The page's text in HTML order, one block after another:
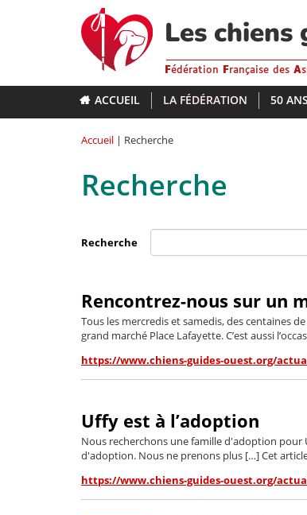
Les
Fédération Française des A
ACCUEIL LA FÉDÉRATION 50 ANS
Accueil | Recherche
Recherche
Recherche
Rencontrez-nous sur un
Tous les mercredis et samedis, des centaines
grand marché Place Lafayette. C’est aussi
https://www.chiens-guides-ouest.org/
Uffy est à l’adoption
Nous recherchons une famille d'adoption
d'adoption. Nous ne prenons plus […] Cet
https://www.chiens-guides-ouest.org/